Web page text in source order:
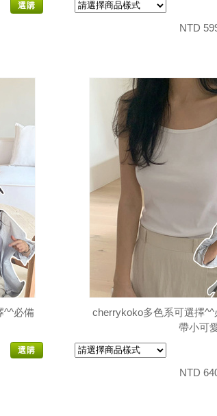
選購
NTD
^^必備
選購
cherrykoko多色系可選擇
帶小可
NTD